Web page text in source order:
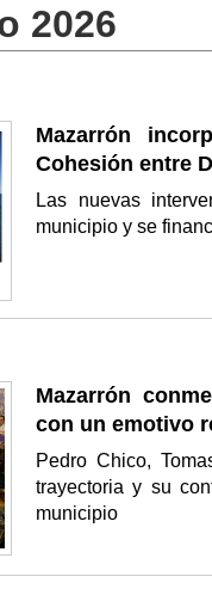
2026
Mazarrón
Cohesión entre
Las nuevas
municipio y se
Mazarrón
con un emotivo
Pedro Chico,
trayectoria y su
municipio